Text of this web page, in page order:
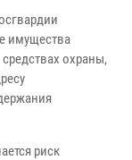
имущества
охраны,
риск